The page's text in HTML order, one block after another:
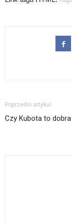
Poprzedni artykuł
Czy Kubota to